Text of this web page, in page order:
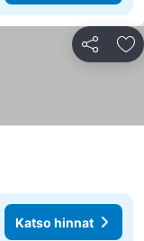
Jaa
Katso hinnat